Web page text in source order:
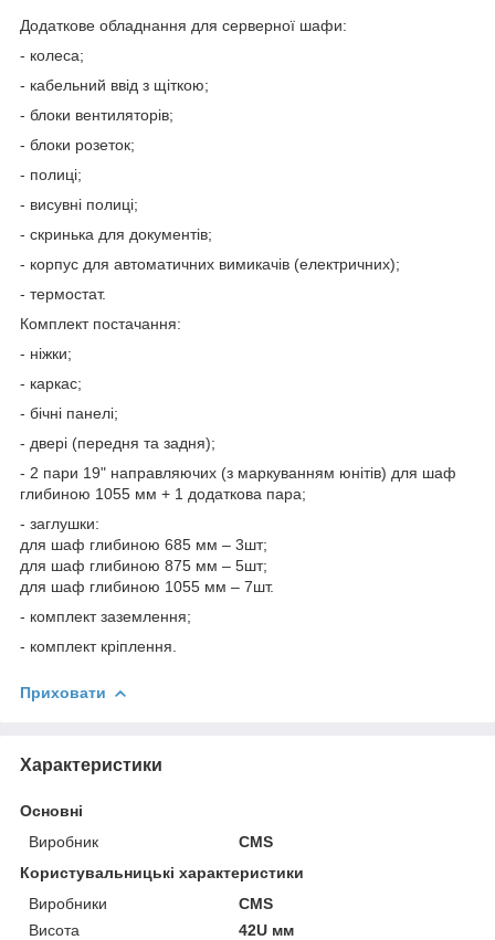
Додаткове обладнання для серверної шафи:
- колеса;
- кабельний ввід з щіткою;
- блоки вентиляторів;
- блоки розеток;
- полиці;
- висувні полиці;
- скринька для документів;
- корпус для автоматичних вимикачів (електричних);
- термостат.
Комплект постачання:
- ніжки;
- каркас;
- бічні панелі;
- двері (передня та задня);
- 2 пари 19" направляючих (з маркуванням юнітів) для шаф
глибиною 1055 мм + 1 додаткова пара;
- заглушки:
для шаф глибиною 685 мм – 3шт;
для шаф глибиною 875 мм – 5шт;
для шаф глибиною 1055 мм – 7шт.
- комплект заземлення;
- комплект кріплення.
Приховати
Характеристики
Основні
Виробник
CMS
Користувальницькі характеристики
Виробники
CMS
Висота
42U мм